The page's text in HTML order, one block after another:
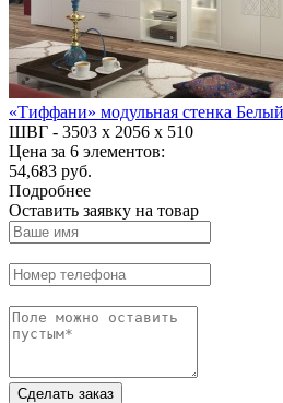
«Тиффани» модульная стенка
ШВГ - 3503 х 2056 х 510
Цена за 6 элементов:
54,683 руб.
Подробнее
Оставить заявку на товар
Сделать заказ